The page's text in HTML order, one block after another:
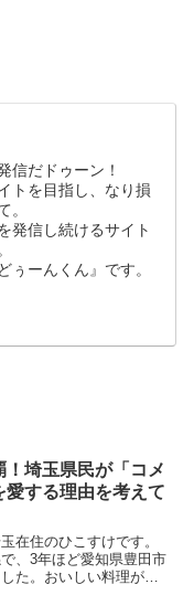
信だドゥーン！
トを目指し、なり損
。
発信し続けるサイト
ぅーんくん』です。
！埼玉県民が「コメ
愛する理由を考えて
在住のひこすけです。
、3年ほど愛知県豊田市
た。おいしい料理がた